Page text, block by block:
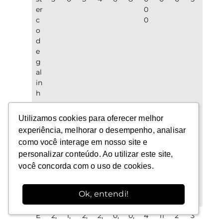
Utilizamos cookies para oferecer melhor
experiência, melhorar o desempenho, analisar
como você interage em nosso site e
personalizar conteúdo. Ao utilizar este site,
você concorda com o uso de cookies.
Ok, entendi!
Utilizamos cookies para oferecer melhor
experiência, melhorar o desempenho, analisar
como você interage em nosso site e
personalizar conteúdo. Ao utilizar este site,
você concorda com o uso de cookies.
Ok, entendi!
er
c
o
d
e
g
al
in
h
a
m
a
a
vi
0
0
E
2,
1,
2,
2,
0,
0,
4
11
2
3